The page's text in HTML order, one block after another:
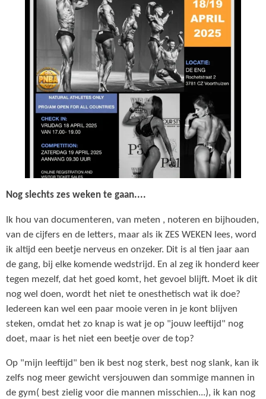
Nog slechts zes weken te gaan....
Ik hou van documenteren, van meten , noteren en bijhouden,
van de cijfers en de letters, maar als ik ZES WEKEN lees, word
ik altijd een beetje nerveus en onzeker. Dit is al tien jaar aan
de gang, bij elke komende wedstrijd. En al zeg ik honderd keer
tegen mezelf, dat het goed komt, het gevoel blijft. Moet ik dit
nog wel doen, wordt het niet te onesthetisch wat ik doe?
Iedereen kan wel een paar mooie veren in je kont blijven
steken, omdat het zo knap is wat je op "jouw leeftijd" nog
doet, maar is het niet een beetje over de top?
Op "mijn leeftijd" ben ik best nog sterk, best nog slank, kan ik
zelfs nog meer gewicht versjouwen dan sommige mannen in
de gym( best zielig voor die mannen misschien...), ik kan nog